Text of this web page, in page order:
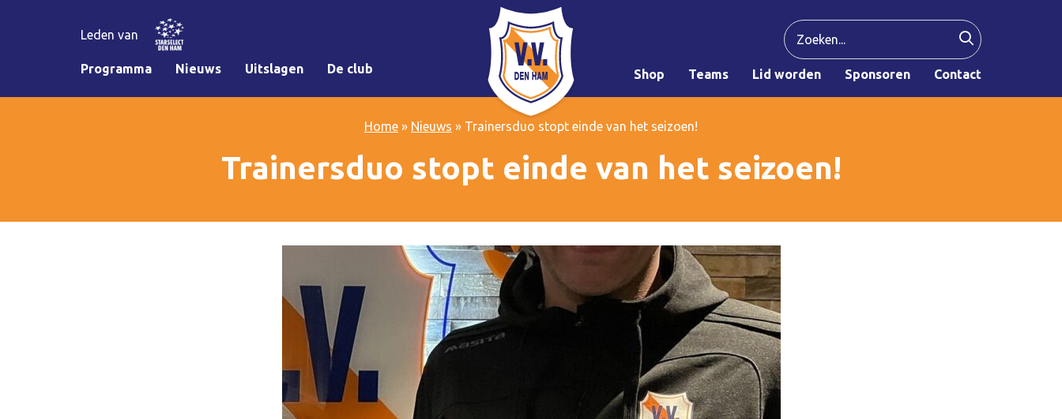
Leden van
Programma Nieuws Uitslagen De club Shop Teams Lid worden Sponsoren Contact
Home » Nieuws » Trainersduo stopt einde van het seizoen!
Trainersduo stopt einde van het seizoen!